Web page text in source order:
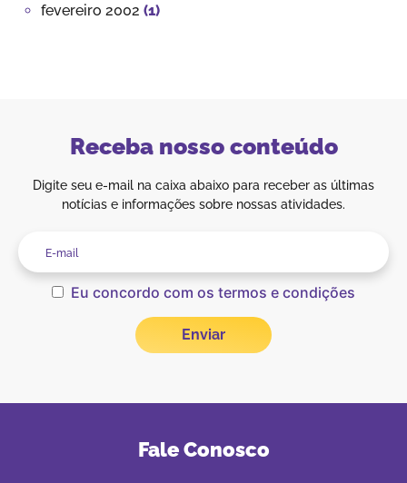
fevereiro 2002 (1)
Receba nosso conteúdo
Digite seu e-mail na caixa abaixo para receber as últimas
notícias e informações sobre nossas atividades.
Eu concordo com os termos e condições
Fale Conosco